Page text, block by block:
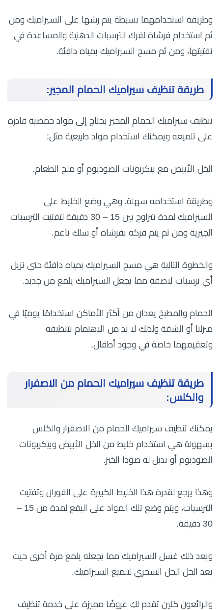
وطريقة استخدامهما بسيطة يتم رشها على السيراميك ومن
ثم استخدام فرشاة لفرك الترسبات الدهنية والمساعدة في
تفتيتها، ومن ثم مسح السيراميك بمياه دافئة.
طريقة تنظيف سيراميك الحمام المجير:
تنظيف سيراميك الحمام المجير يحتاج إلى مواد حمضية قادرة
على تلميعه ويمكنك استخدام مواد طبيعية مثل:
الخل الأبيض مع بيكربونات الصوديوم أو ملح الطعام.
وطريقة استخدامه سهلة، وهي وضع الخليط على
السيراميك لمدة تتراوح بين 15 – 30 دقيقة لتفتيت الترسبات
الجيرية ومن ثم يتم فركه بفرشاة أو سلك ناعم.
والخطوة التالية هي مسح السيراميك بمياه دافئة حتى تزيل
أي ترسبات لاصقة مما يجعل السيراميك يلمع من جديد.
الحمام والمطبخ يعدان من أكثر الأماكن استخدامًا يوميًا في
منزلنا أو الشقة ولذلك لا بد من الاهتمام بتنظيفه
وتعقيمهما خاصة في وجود أطفال.
طريقة تنظيف سيراميك الحمام من الاصفرار
والكلس:
يمكنك تنظيف سيراميك الحمام من الاصفرار والكلس
بسهولة هي استخدام خليط من الخل الأبيض وبيكربونات
الصوديوم أو بديل له صودا الخبز.
وهذا يرجع لقدرة هذا الخليط الكبيرة على الفوران وتفتيت
الترسبات، ويتم وضع تلك المواد على البقع لمدة من 15 –
30 دقيقة.
وبعد ذلك غسل السيراميك مما يجعله يلمع مرة أخرى حيث
يعد الخل الحل السحري لتلميع السيراميك.
والرائعون كلين تقدم لكِ عروضًا مميزة على خدمة تنظيف